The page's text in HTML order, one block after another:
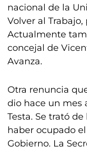
nacional de la
Volver al
Actualmente
concejal de
Avanza.
Otra renuncia
dio hace un mes
Testa. Se trató
haber ocupado
Gobierno. La